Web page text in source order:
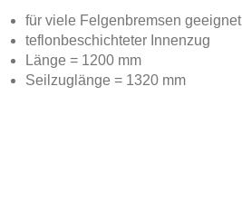
für viele Felgenbremsen geeignet
teflonbeschichteter Innenzug
Länge = 1200 mm
Seilzuglänge = 1320 mm